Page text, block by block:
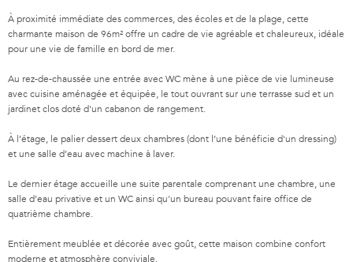
À proximité immédiate des commerces, des écoles et de la plage, cette
charmante maison de 96m² offre un cadre de vie agréable et chaleureux, idéale
pour une vie de famille en bord de mer.
Au rez-de-chaussée une entrée avec WC mène à une pièce de vie lumineuse
avec cuisine aménagée et équipée, le tout ouvrant sur une terrasse sud et un
jardinet clos doté d'un cabanon de rangement.
À l’étage, le palier dessert deux chambres (dont l’une bénéficie d'un dressing)
et une salle d’eau avec machine à laver.
Le dernier étage accueille une suite parentale comprenant une chambre, une
salle d’eau privative et un WC ainsi qu'un bureau pouvant faire office de
quatrième chambre.
Entièrement meublée et décorée avec goût, cette maison combine confort
moderne et atmosphère conviviale.